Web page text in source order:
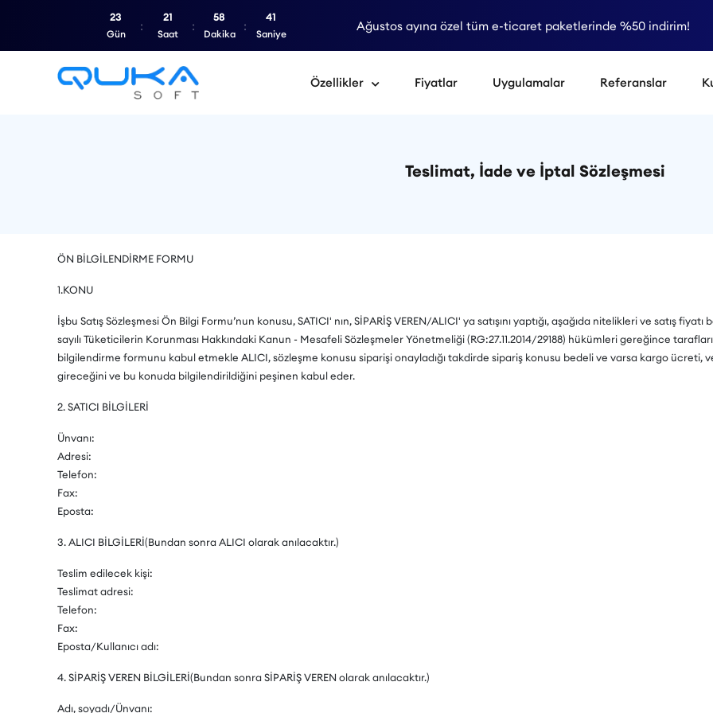
Ağustos ayına özel tüm e-ticaret paketlerinde %50 indirim!
23
Gün
21
Saat
58
Dakika
40
Saniye
Özellikler Fiyatlar Uygulamalar Referanslar
Teslimat, İade ve İptal Sözleşmesi
ÖN BİLGİLENDİRME FORMU
1.KONU
İşbu Satış Sözleşmesi Ön Bilgi Formu’nun konusu, SATICI' nın, SİPARİŞ VEREN/ALICI' ya satışını yaptığı, aşağıda nitelikleri ve satış
sayılı Tüketicilerin Korunması Hakkındaki Kanun - Mesafeli Sözleşmeler Yönetmeliği (RG:27.11.2014/29188) hükümleri gereğince
bilgilendirme formunu kabul etmekle ALICI, sözleşme konusu siparişi onayladığı takdirde sipariş konusu bedeli ve varsa kargo
gireceğini ve bu konuda bilgilendirildiğini peşinen kabul eder.
2. SATICI BİLGİLERİ
Ünvanı:
Adresi:
Telefon:
Fax:
Eposta:
3. ALICI BİLGİLERİ(Bundan sonra ALICI olarak anılacaktır.)
Teslim edilecek kişi:
Teslimat adresi:
Telefon:
Fax:
Eposta/Kullanıcı adı:
4. SİPARİŞ VEREN BİLGİLERİ(Bundan sonra SİPARİŞ VEREN olarak anılacaktır.)
Adı, soyadı/Ünvanı: